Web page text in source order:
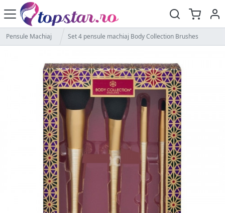
Pensule Machiaj Set 4 pensule machiaj Body Collection Brushes